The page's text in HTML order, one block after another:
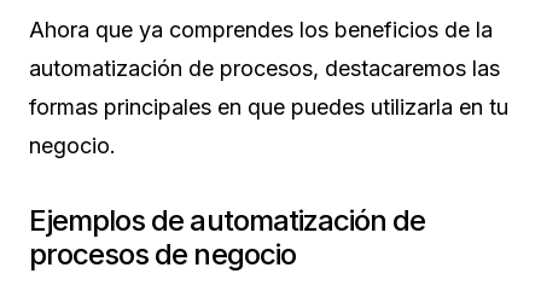
Ahora que ya comprendes los beneficios de la
automatización de procesos, destacaremos las
formas principales en que puedes utilizarla en tu
negocio.
Ejemplos de automatización de
procesos de negocio